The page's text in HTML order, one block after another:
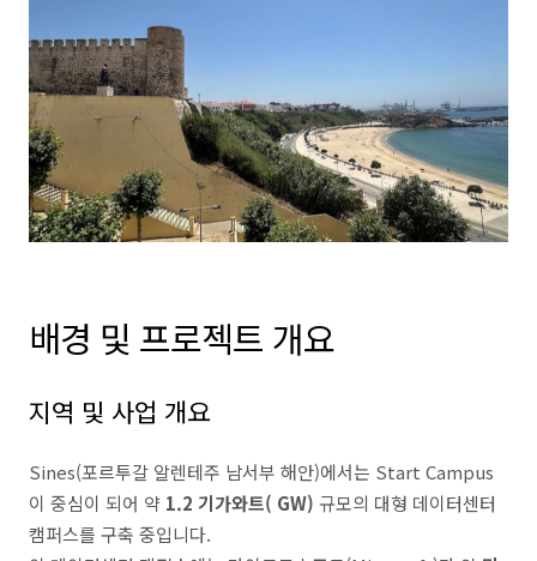
배경 및 프로젝트 개요
지역 및 사업 개요
Sines(포르투갈 알렌테주 남서부 해안)에서는 Start Campus
이 중심이 되어 약 1.2 기가와트( GW) 규모의 대형 데이터센터
캠퍼스를 구축 중입니다.